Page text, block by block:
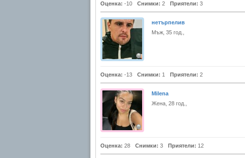
Оценка: -10 Снимки: 2 Приятели: 3
нетърпелив
Мъж, 35 год.,
Оценка: -13 Снимки: 1 Приятели: 2
Milena
Жена, 28 год.,
Оценка: 28 Снимки: 3 Приятели: 12